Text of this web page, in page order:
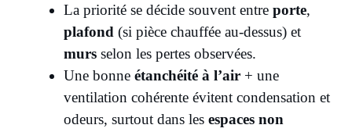
La priorité se décide souvent entre porte,
plafond (si pièce chauffée au-dessus) et
murs selon les pertes observées.
Une bonne étanchéité à l’air + une
ventilation cohérente évitent condensation et
odeurs, surtout dans les espaces non